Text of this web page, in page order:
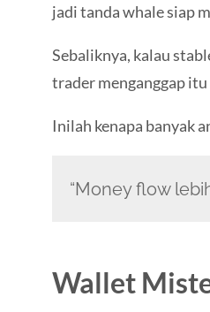
jadi tanda whale siap
Sebaliknya, kalau
trader menganggap
Inilah kenapa banyak
“Money flow
Wallet